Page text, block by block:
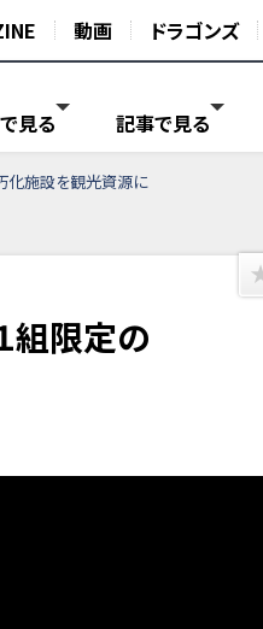
動画 ドラゴンズ
見る 記事で見る
化施設を観光資源に
組限定の